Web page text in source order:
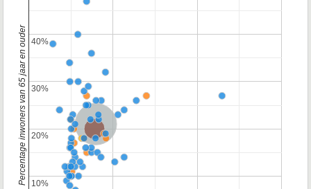
Nederland
Provincie Zuid-Holland
10%
10%
20%
20%
30%
30%
40%
40%
Percentage inwoners van 65 jaar en ouder